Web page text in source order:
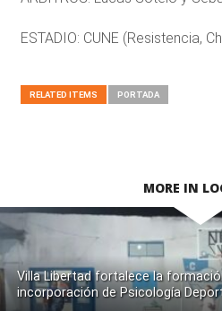
ESTADIO: CUNE (Resistencia,
RELATED ITEMS PORTADA
MORE IN
Villa Libertad fortalece la
incorporación de Psicología